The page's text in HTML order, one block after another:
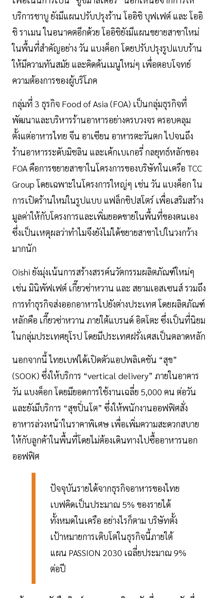
บริการชาบู ยังมีแผนปรับปรุงร้าน โออิชิ บุฟเฟต์ และ โออิ
ชิ ราเมน ในอนาคตอีกด้วย โออิชิยังมีแผนขยายสาขาใหม่
ในพื้นที่สำคัญอย่าง วัน แบงค็อก โดยปรับปรุงรูปแบบร้าน
ให้มีความทันสมัย และคิดค้นเมนูใหม่ๆ เพื่อตอบโจทย์
ความต้องการของผู้บริโภค
กลุ่มที่ 3 ธุรกิจ Food of Asia (FOA) เป็นกลุ่มธุรกิจที่
พัฒนาและบริหารร้านอาหารอย่างครบวงจร ครอบคลุม
ตั้งแต่อาหารไทย จีน อาเซียน อาหารตะวันตก ไปจนถึง
ร้านอาหารระดับมิชลิน และเค้กเบเกอรี่ กลยุทธ์หลักของ
FOA คือการขยายสาขาในโครงการของบริษัทในเครือ TCC
Group โดยเฉพาะในโครงการใหญ่ๆ เช่น วัน แบงค็อก ใน
การเปิดร้านใหม่ในรูปแบบ แฟล็กชิปสโตร์ เพื่อเสริมสร้าง
มูลค่าให้กับโครงการและเพิ่มยอดขายในพื้นที่ของตนเอง
ซึ่งเป็นเหตุผลว่าทำไมจึงยังไม่ได้ขยายสาขาไปในวงกว้าง
มากนัก
Oishi ยังมุ่งเน้นการสร้างสรรค์นวัตกรรมผลิตภัณฑ์ใหม่ๆ
เช่น มินิพัฟเฟต์ เกี๊ยวซ่าหวาน และ สยามเอสเซนส์ รวมถึง
การทำธุรกิจส่งออกอาหารไปยังต่างประเทศ โดยผลิตภัณฑ์
หลักคือ เกี๊ยวซ่าหวาน ภายใต้แบรนด์ อิตโตะ ซึ่งเป็นที่นิยม
ในกลุ่มประเทศยุโรป โดยมีประเทศฝรั่งเศสเป็นตลาดหลัก
นอกจากนี้ ไทยเบฟได้เปิดตัวแอปพลิเคชัน “สุข”
(SOOK) ซึ่งให้บริการ “vertical delivery” ภายในอาคาร
วัน แบงค็อก โดยมียอดการใช้งานเฉลี่ย 5,000 คน ต่อวัน
และยังมีบริการ “สุขปิ่นโต” ซึ่งให้พนักงานออฟฟิศสั่ง
อาหารล่วงหน้าในราคาพิเศษ เพื่อเพิ่มความสะดวกสบาย
ให้กับลูกค้าในพื้นที่โดยไม่ต้องเดินทางไปซื้ออาหารนอก
ออฟฟิศ
ปัจจุบันรายได้จากธุรกิจอาหารของไทย
เบฟคิดเป็นประมาณ 5% ของรายได้
ทั้งหมดในเครือ อย่างไรก็ตาม บริษัทตั้ง
เป้าหมายการเติบโตในธุรกิจนี้ภายใต้
แผน PASSION 2030 เฉลี่ยประมาณ 9%
ต่อปี